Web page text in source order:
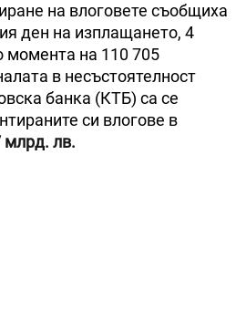
на влоговете съобщиха
ден на изплащането, 4
момента на 110 705
в несъстоятелност
банка (КТБ) са се
си влогове в
млрд. лв.